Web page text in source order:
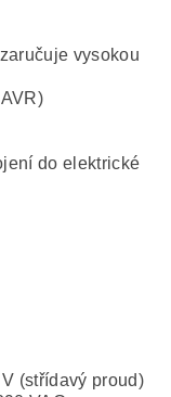
vysokou
do elektrické
(střídavý proud)